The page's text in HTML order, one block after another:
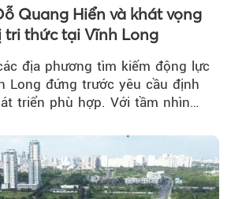
Quang Hiển và khát vọng
tri thức tại Vĩnh Long
địa phương tìm kiếm động lực
Long đứng trước yêu cầu định
triển phù hợp. Với tầm nhìn